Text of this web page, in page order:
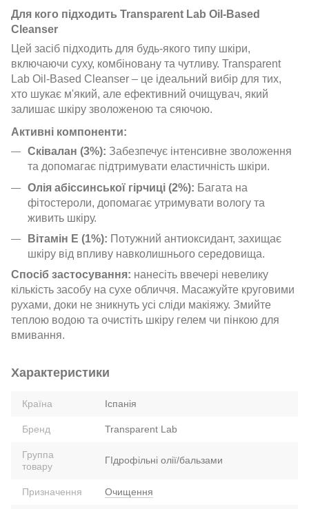
Для кого підходить Transparent Lab Oil-Based
Cleanser
Цей засіб підходить для будь-якого типу шкіри,
включаючи суху, комбіновану та чутливу. Transparent
Lab Oil-Based Cleanser – це ідеальний вибір для тих,
хто шукає м'який, але ефективний очищувач, який
залишає шкіру зволоженою та сяючою.
Активні компоненти:
Сківалан (3%): Забезпечує інтенсивне зволоження
та допомагає підтримувати еластичність шкіри.
Олія абіссинської гірчиці (2%): Багата на
фітостероли, допомагає утримувати вологу та
живить шкіру.
Вітамін Е (1%): Потужний антиоксидант, захищає
шкіру від впливу навколишнього середовища.
Спосіб застосування: нанесіть ввечері невелику
кількість засобу на сухе обличчя. Масажуйте круговими
рухами, доки не зникнуть усі сліди макіяжу. Змийте
теплою водою та очистіть шкіру гелем чи пінкою для
вмивання.
Характеристики
Країна Іспанія
Бренд Transparent Lab
Группа
товару
ГІдрофільні олії/бальзами
Призначення Очищення